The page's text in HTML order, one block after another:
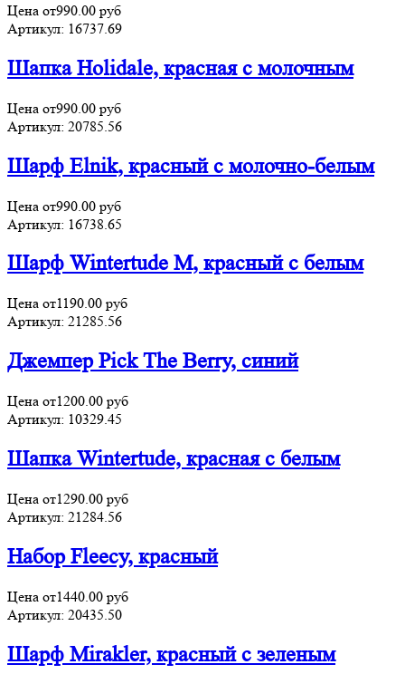
Цена от990.00 руб
Артикул: 16737.69
Шапка Holidale, красная с молочным
Цена от990.00 руб
Артикул: 20785.56
Шарф Elnik, красный с молочно-белым
Цена от990.00 руб
Артикул: 16738.65
Шарф Wintertude M, красный с белым
Цена от1190.00 руб
Артикул: 21285.56
Джемпер Pick The Berry, синий
Цена от1200.00 руб
Артикул: 10329.45
Шапка Wintertude, красная с белым
Цена от1290.00 руб
Артикул: 21284.56
Набор Fleecy, красный
Цена от1440.00 руб
Артикул: 20435.50
Шарф Mirakler, красный с зеленым